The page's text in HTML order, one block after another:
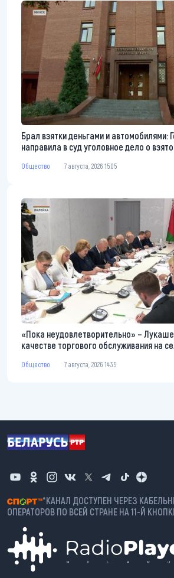
Брал взятки деньгами и автомобилями:
направила в суд уголовное дело о
Общество 7 августа, 2026 15:05
«Пока неудовлетворительно» –
качестве торгового обслуживания на
Общество 7 августа, 2026 14:35
*КАНАЛ ДОСТУПЕН ЧЕРЕЗ
ОПЕРАТОРОВ ПО ВСЕЙ СТРАНЕ НА 11-Й